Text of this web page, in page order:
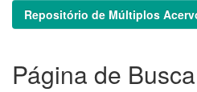
Repositório de Múltiplos
Página de Busca